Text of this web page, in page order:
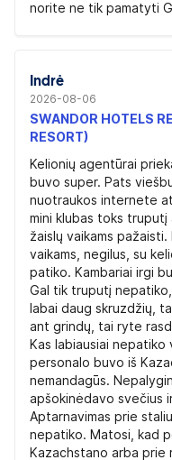
norite ne tik pamatyti
Indrė
2026-08-06
SWANDOR HOTELS
RESORT)
Kelionių agentūrai
buvo super. Pats
nuotraukos internete
mini klubas toks
žaislų vaikams
vaikams, negilus, su
patiko. Kambariai irgi
Gal tik truputį
labai daug skruzdžių,
ant grindų, tai ryte
Kas labiausiai
personalo buvo iš
nemandagūs.
apšokinėdavo svečius
Aptarnavimas prie
nepatiko. Matosi, kad
Kazachstano arba prie